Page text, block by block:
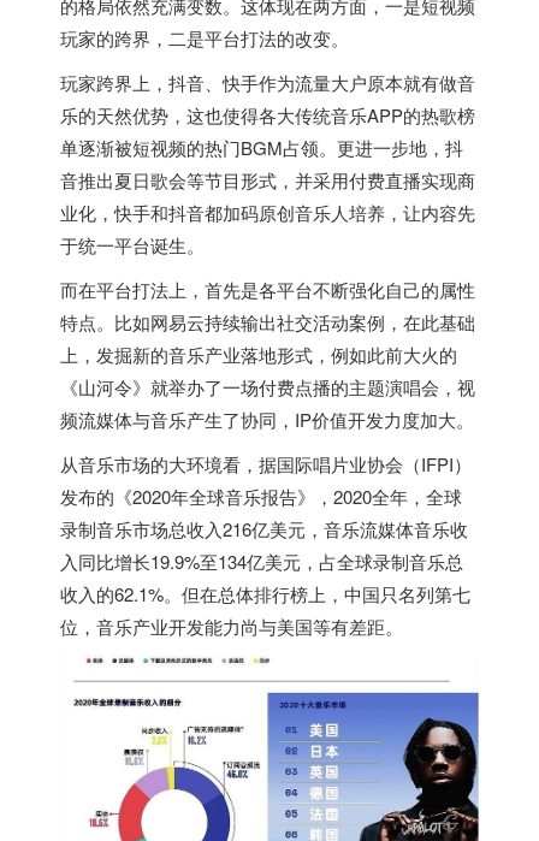
的格局依然充满变数。这体现在两方面，一是短视频
玩家的跨界，二是平台打法的改变。
玩家跨界上，抖音、快手作为流量大户原本就有做音
乐的天然优势，这也使得各大传统音乐APP的热歌榜
单逐渐被短视频的热门BGM占领。更进一步地，抖
音推出夏日歌会等节目形式，并采用付费直播实现商
业化，快手和抖音都加码原创音乐人培养，让内容先
于统一平台诞生。
而在平台打法上，首先是各平台不断强化自己的属性
特点。比如网易云持续输出社交活动案例，在此基础
上，发掘新的音乐产业落地形式，例如此前大火的
《山河令》就举办了一场付费点播的主题演唱会，视
频流媒体与音乐产生了协同，IP价值开发力度加大。
从音乐市场的大环境看，据国际唱片业协会（IFPI）
发布的《2020年全球音乐报告》，2020全年，全球
录制音乐市场总收入216亿美元，音乐流媒体音乐收
入同比增长19.9%至134亿美元，占全球录制音乐总
收入的62.1%。但在总体排行榜上，中国只名列第七
位，音乐产业开发能力尚与美国等有差距。